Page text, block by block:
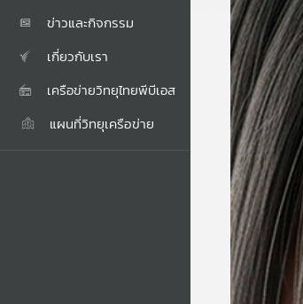
ข่าวและกิจกรรม
เกี่ยวกับเรา
เครือข่ายวิทยุไทยพีบีเอส
แผนที่วิทยุเครือข่าย